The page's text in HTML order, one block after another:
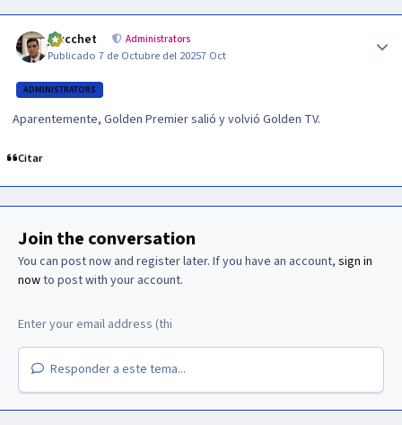
jzucchet Administrators
Publicado7 de Octubre del 20257 Oct
ADMINISTRATORS
Aparentemente, Golden Premier salió y volvió Golden TV.
Citar
Join the conversation
You can post now and register later. If you have an account, sign in
nowto post with your account.
Responder a este tema...